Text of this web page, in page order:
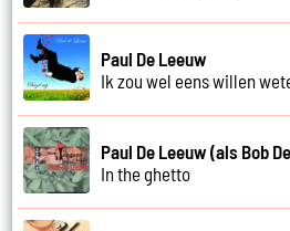
Paul De Leeuw
Ik zou wel eens willen
Paul De Leeuw (als Bob
In the ghetto